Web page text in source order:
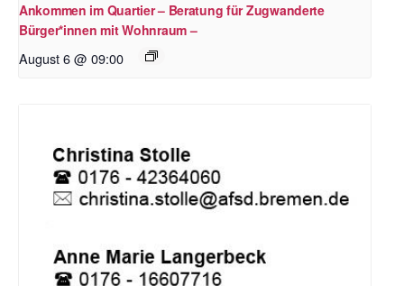
Ankommen im Quartier – Beratung für Zugwanderte
Bürger*innen mit Wohnraum –
August 6 @ 09:00